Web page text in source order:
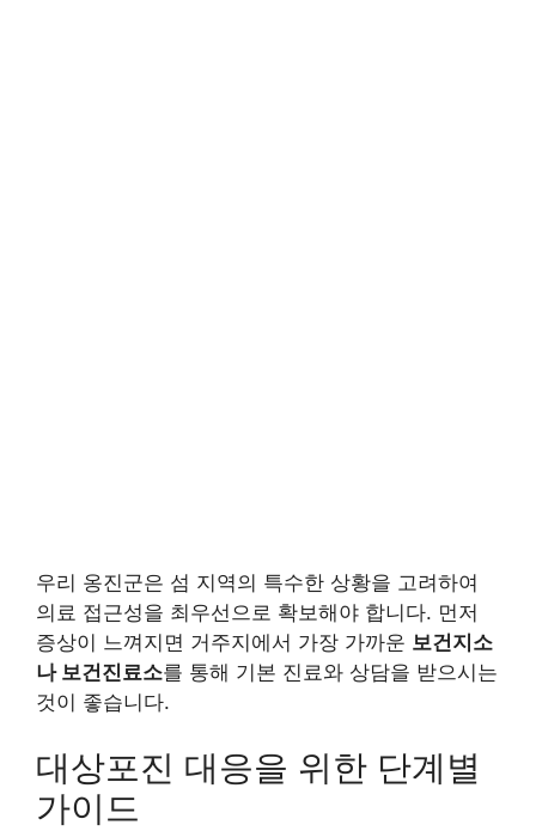
우리 옹진군은 섬 지역의 특수한 상황을 고려하여
의료 접근성을 최우선으로 확보해야 합니다. 먼저
증상이 느껴지면 거주지에서 가장 가까운 보건지소
나 보건진료소를 통해 기본 진료와 상담을 받으시는
것이 좋습니다.
대상포진 대응을 위한 단계별
가이드